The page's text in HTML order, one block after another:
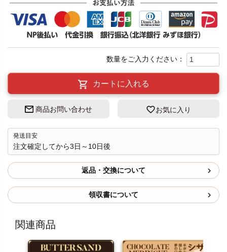
カートに入れる
商品お問い合わせ お気に入り
発送目安
注文確定してから3日～10日後
返品・交換について
領収書について
関連商品